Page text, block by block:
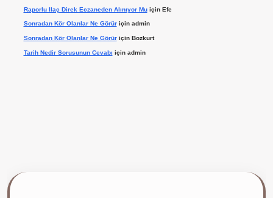
Raporlu Ilaç Direk Eczaneden Alınıyor Muiçin Efe
Sonradan Kör Olanlar Ne Görüriçin admin
Sonradan Kör Olanlar Ne Görüriçin Bozkurt
Tarih Nedir Sorusunun Cevabı için admin